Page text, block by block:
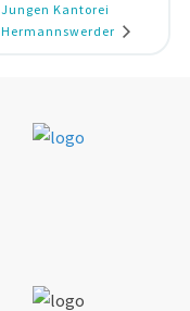
Jungen Kantorei
Hermannswerder